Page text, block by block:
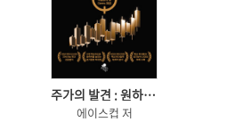
주가의 발견 : 원하는 가격에 사고파는 목표주가 밸런싱 투자기법 주식 ETF 채권 시스템 종합 활용
에이스컵 저